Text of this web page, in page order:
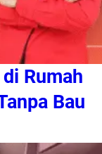
Rumah
Bau